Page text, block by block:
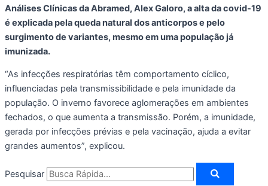
Análises Clínicas da Abramed, Alex Galoro, a alta da covid-19
é explicada pela queda natural dos anticorpos e pelo
surgimento de variantes, mesmo em uma população já
imunizada.
“As infecções respiratórias têm comportamento cíclico,
influenciadas pela transmissibilidade e pela imunidade da
população. O inverno favorece aglomerações em ambientes
fechados, o que aumenta a transmissão. Porém, a imunidade,
gerada por infecções prévias e pela vacinação, ajuda a evitar
grandes aumentos”, explicou.
Pesquisar